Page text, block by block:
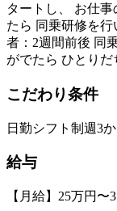
タートし、 お仕
たら 同乗研修を
者：2週間前後 同
がでたら ひとりだ
こだわり条件
日勤シフト制 週3
給与
【月給】25万円〜